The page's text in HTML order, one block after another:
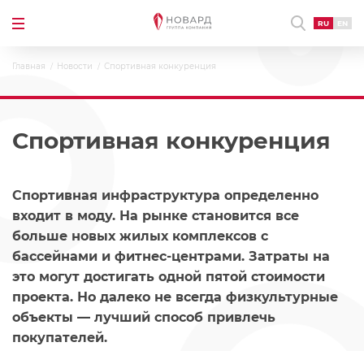
RU EN
Главная Новости Спортивная конкуренция
Спортивная конкуренция
Спортивная инфраструктура определенно
входит в моду. На рынке становится все
больше новых жилых комплексов с
бассейнами и фитнес-центрами. Затраты на
это могут достигать одной пятой стоимости
проекта. Но далеко не всегда физкультурные
объекты — лучший способ привлечь
покупателей.